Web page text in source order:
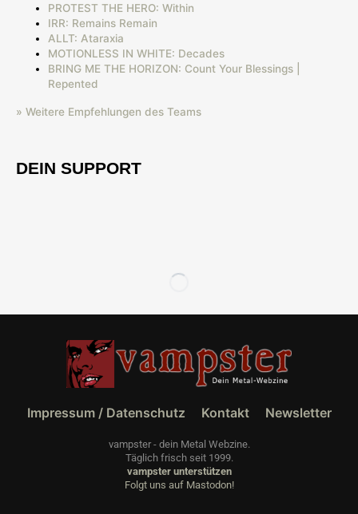
PROTEST THE HERO: Within
IRR: Remains Remain
ALLT: Ataraxia
MOTIONLESS IN WHITE: Decades
BRING ME THE HORIZON: Count Your Blessings |
Repented
» Weitere Empfehlungen des Teams
DEIN SUPPORT
Impressum / Datenschutz Kontakt Newsletter
vampster - dein Metal Webzine.
Täglich frisch seit 1999.
vampster unterstützen
Folgt uns auf Mastodon!